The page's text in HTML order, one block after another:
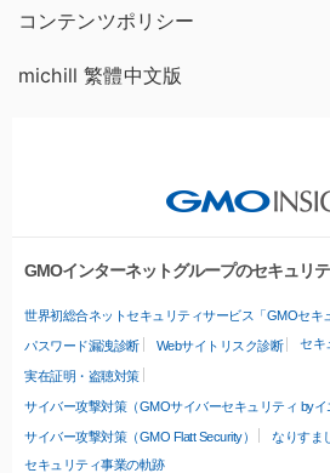
コンテンツポリシー
michill 繁體中文版
GMOインターネットグループのセキュリ
世界初総合ネットセキュリティサービス「GMOセキ
パスワード漏洩診断 Webサイトリスク診断 セキ
実在証明・盗聴対策
サイバー攻撃対策（GMOサイバーセキュリティ byイ
サイバー攻撃対策（GMO Flatt Security）
なりすま
セキュリティ事業の軌跡